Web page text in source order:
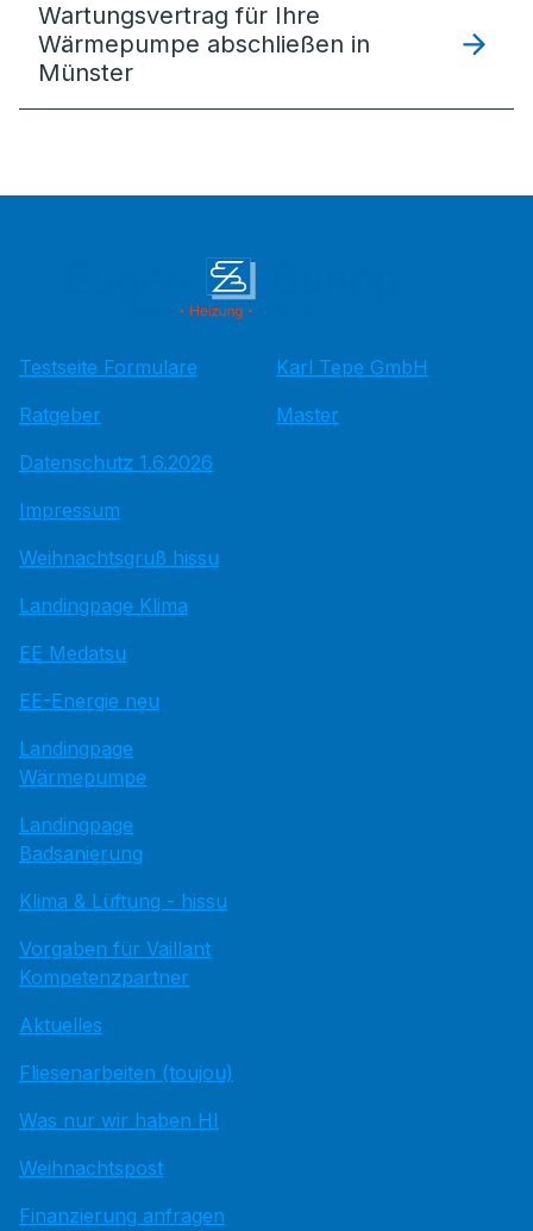
Wartungsvertrag für Ihre
Wärmepumpe abschließen in
Münster
Testseite Formulare
Ratgeber
Datenschutz 1.6.2026
Impressum
Weihnachtsgruß hissu
Landingpage Klima
EE Medatsu
EE-Energie neu
Landingpage
Wärmepumpe
Landingpage
Badsanierung
Klima & Lüftung - hissu
Vorgaben für Vaillant
Kompetenzpartner
Aktuelles
Fliesenarbeiten (toujou)
Was nur wir haben HI
Weihnachtspost
Finanzierung anfragen
Karl Tepe GmbH
Master